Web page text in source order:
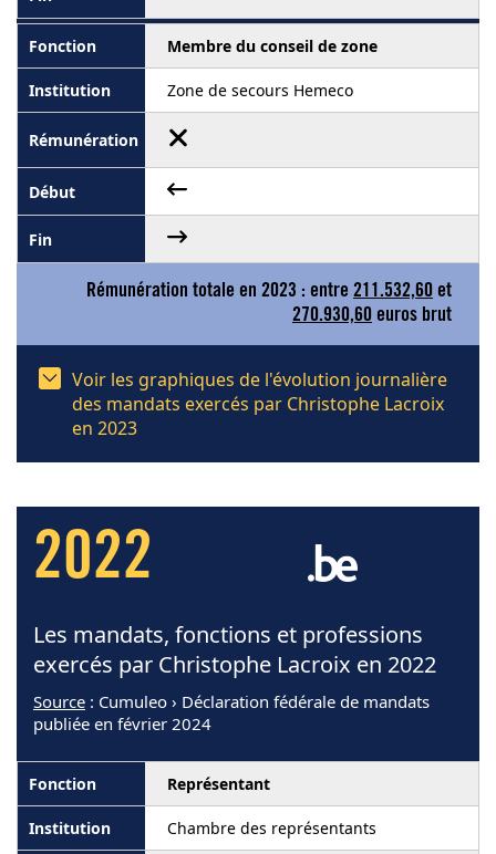
Membre du conseil de zone
Zone de secours Hemeco
Rémunération totale en 2023 : entre 211.532,60 et
270.930,60 euros brut
Voir les graphiques de l'évolution journalière
des mandats exercés par Christophe Lacroix
en 2023
2022
Les mandats, fonctions et professions
exercés par Christophe Lacroix en 2022
Source : Cumuleo › Déclaration fédérale de mandats
publiée en février 2024
Représentant
Chambre des représentants